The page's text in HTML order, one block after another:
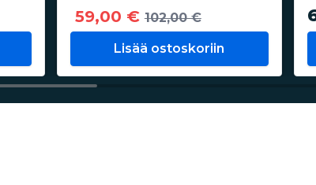
59,00 € 102,00 €
Lisää ostoskoriin